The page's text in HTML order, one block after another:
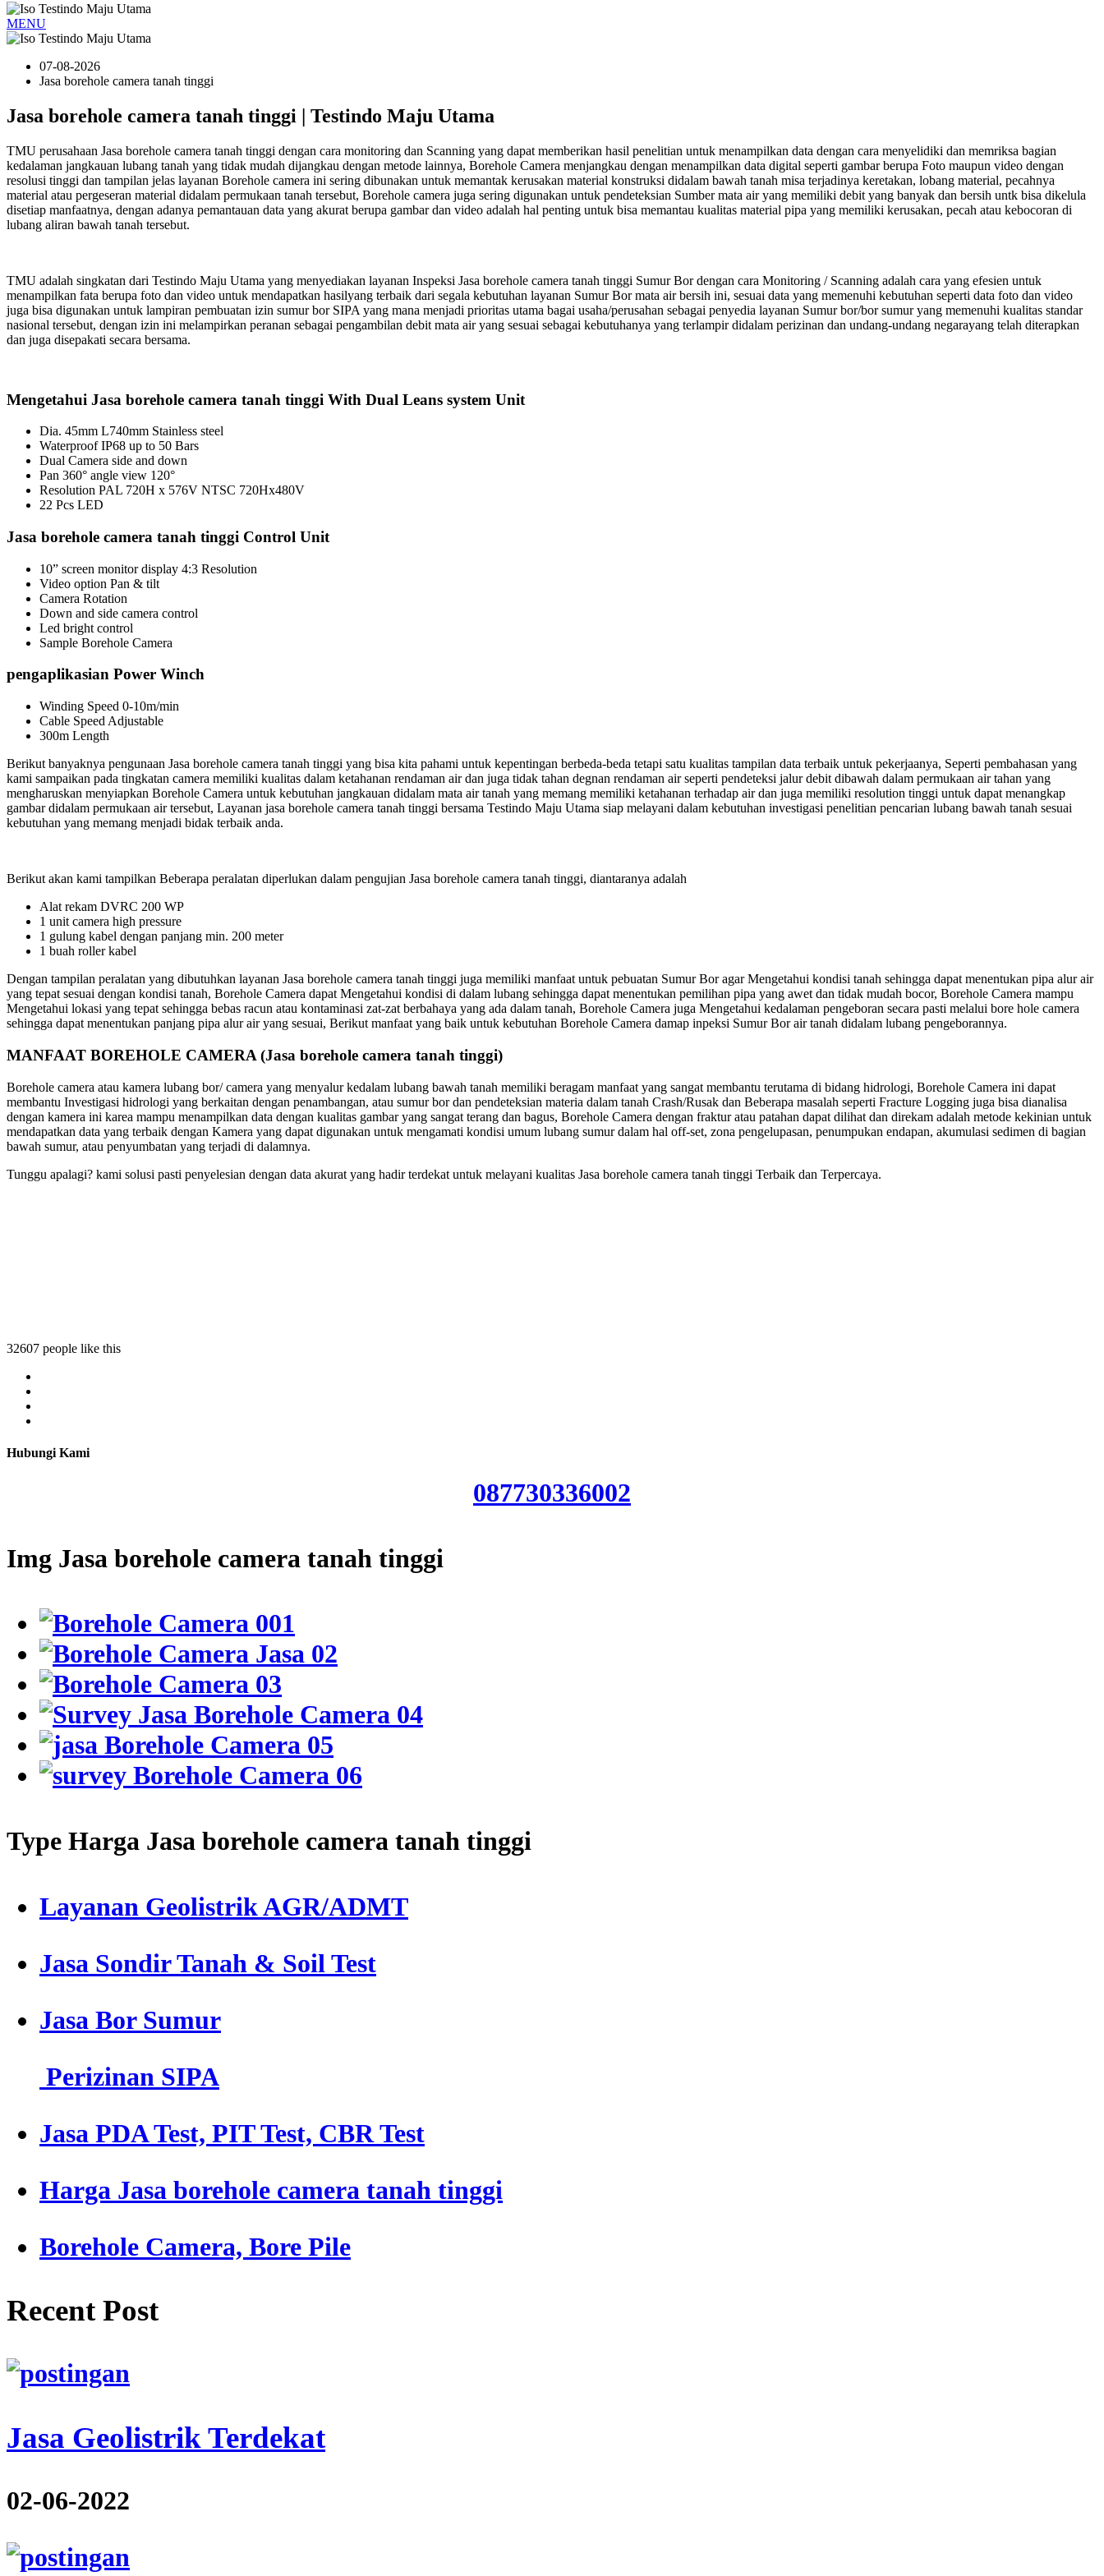
MENU
07-08-2026
Jasa borehole camera tanah tinggi
Jasa borehole camera tanah tinggi | Testindo Maju Utama
TMU perusahaan Jasa borehole camera tanah tinggi dengan cara monitoring dan Scanning yang dapat memberikan hasil penelitian untuk menampilkan data dengan cara menyelidiki dan memriksa bagian
kedalaman jangkauan lubang tanah yang tidak mudah dijangkau dengan metode lainnya, Borehole Camera menjangkau dengan menampilkan data digital seperti gambar berupa Foto maupun video dengan
resolusi tinggi dan tampilan jelas layanan Borehole camera ini sering dibunakan untuk memantak kerusakan material konstruksi didalam bawah tanah misa terjadinya keretakan, lobang material, pecahnya
material atau pergeseran material didalam permukaan tanah tersebut, Borehole camera juga sering digunakan untuk pendeteksian Sumber mata air yang memiliki debit yang banyak dan bersih untk bisa dikelula
disetiap manfaatnya, dengan adanya pemantauan data yang akurat berupa gambar dan video adalah hal penting untuk bisa memantau kualitas material pipa yang memiliki kerusakan, pecah atau kebocoran di
lubang aliran bawah tanah tersebut.
TMU adalah singkatan dari Testindo Maju Utama yang menyediakan layanan Inspeksi Jasa borehole camera tanah tinggi Sumur Bor dengan cara Monitoring / Scanning adalah cara yang efesien untuk
menampilkan fata berupa foto dan video untuk mendapatkan hasilyang terbaik dari segala kebutuhan layanan Sumur Bor mata air bersih ini, sesuai data yang memenuhi kebutuhan seperti data foto dan video
juga bisa digunakan untuk lampiran pembuatan izin sumur bor SIPA yang mana menjadi prioritas utama bagai usaha/perusahan sebagai penyedia layanan Sumur bor/bor sumur yang memenuhi kualitas standar
nasional tersebut, dengan izin ini melampirkan peranan sebagai pengambilan debit mata air yang sesuai sebagai kebutuhanya yang terlampir didalam perizinan dan undang-undang negarayang telah diterapkan
dan juga disepakati secara bersama.
Mengetahui Jasa borehole camera tanah tinggi With Dual Leans system Unit
Dia. 45mm L740mm Stainless steel
Waterproof IP68 up to 50 Bars
Dual Camera side and down
Pan 360° angle view 120°
Resolution PAL 720H x 576V NTSC 720Hx480V
22 Pcs LED
Jasa borehole camera tanah tinggi Control Unit
10” screen monitor display 4:3 Resolution
Video option Pan & tilt
Camera Rotation
Down and side camera control
Led bright control
Sample Borehole Camera
pengaplikasian Power Winch
Winding Speed 0-10m/min
Cable Speed Adjustable
300m Length
Berikut banyaknya pengunaan Jasa borehole camera tanah tinggi yang bisa kita pahami untuk kepentingan berbeda-beda tetapi satu kualitas tampilan data terbaik untuk pekerjaanya, Seperti pembahasan yang
kami sampaikan pada tingkatan camera memiliki kualitas dalam ketahanan rendaman air dan juga tidak tahan degnan rendaman air seperti pendeteksi jalur debit dibawah dalam permukaan air tahan yang
mengharuskan menyiapkan Borehole Camera untuk kebutuhan jangkauan didalam mata air tanah yang memang memiliki ketahanan terhadap air dan juga memiliki resolution tinggi untuk dapat menangkap
gambar didalam permukaan air tersebut, Layanan jasa borehole camera tanah tinggi bersama Testindo Maju Utama siap melayani dalam kebutuhan investigasi penelitian pencarian lubang bawah tanah sesuai
kebutuhan yang memang menjadi bidak terbaik anda.
Berikut akan kami tampilkan Beberapa peralatan diperlukan dalam pengujian Jasa borehole camera tanah tinggi, diantaranya adalah
Alat rekam DVRC 200 WP
1 unit camera high pressure
1 gulung kabel dengan panjang min. 200 meter
1 buah roller kabel
Dengan tampilan peralatan yang dibutuhkan layanan Jasa borehole camera tanah tinggi juga memiliki manfaat untuk pebuatan Sumur Bor agar Mengetahui kondisi tanah sehingga dapat menentukan pipa alur air
yang tepat sesuai dengan kondisi tanah, Borehole Camera dapat Mengetahui kondisi di dalam lubang sehingga dapat menentukan pemilihan pipa yang awet dan tidak mudah bocor, Borehole Camera mampu
Mengetahui lokasi yang tepat sehingga bebas racun atau kontaminasi zat-zat berbahaya yang ada dalam tanah, Borehole Camera juga Mengetahui kedalaman pengeboran secara pasti melalui bore hole camera
sehingga dapat menentukan panjang pipa alur air yang sesuai, Berikut manfaat yang baik untuk kebutuhan Borehole Camera damap inpeksi Sumur Bor air tanah didalam lubang pengeborannya.
MANFAAT BOREHOLE CAMERA (Jasa borehole camera tanah tinggi)
Borehole camera atau kamera lubang bor/ camera yang menyalur kedalam lubang bawah tanah memiliki beragam manfaat yang sangat membantu terutama di bidang hidrologi, Borehole Camera ini dapat
membantu Investigasi hidrologi yang berkaitan dengan penambangan, atau sumur bor dan pendeteksian materia dalam tanah Crash/Rusak dan Beberapa masalah seperti Fracture Logging juga bisa dianalisa
dengan kamera ini karea mampu menampilkan data dengan kualitas gambar yang sangat terang dan bagus, Borehole Camera dengan fraktur atau patahan dapat dilihat dan direkam adalah metode kekinian untuk
mendapatkan data yang terbaik dengan Kamera yang dapat digunakan untuk mengamati kondisi umum lubang sumur dalam hal off-set, zona pengelupasan, penumpukan endapan, akumulasi sedimen di bagian
bawah sumur, atau penyumbatan yang terjadi di dalamnya.
Tunggu apalagi? kami solusi pasti penyelesian dengan data akurat yang hadir terdekat untuk melayani kualitas Jasa borehole camera tanah tinggi Terbaik dan Terpercaya.
32607 people like this
Hubungi Kami
087730336002
Img Jasa borehole camera tanah tinggi
Type Harga Jasa borehole camera tanah tinggi
Layanan Geolistrik AGR/ADMT
Jasa Sondir Tanah & Soil Test
Jasa Bor Sumur
Perizinan SIPA
Jasa PDA Test, PIT Test, CBR Test
Harga Jasa borehole camera tanah tinggi
Borehole Camera, Bore Pile
Recent Post
Jasa Geolistrik Terdekat
02-06-2022